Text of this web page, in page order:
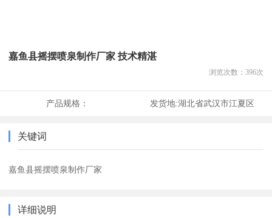
嘉鱼县摇摆喷泉制作厂家 技术精湛
浏览次数： 396次
产品规格： 发货地:湖北省武汉市江夏区
关键词
嘉鱼县摇摆喷泉制作厂家
详细说明